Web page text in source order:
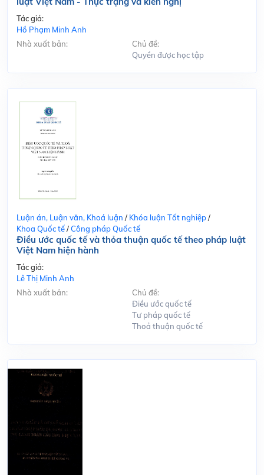
Tác giả:
Hồ Phạm Minh Anh
Nhà xuất bản:
Chủ đề:
Quyền được học tập
Luận án, Luận văn, Khoá luận / Khóa luận Tốt nghiệp/
Khoa Quốc tế/Công pháp Quốc tế
Điều ước quốc tế và thỏa thuận quốc tế theo pháp luật
Việt Nam hiện hành
Tác giả:
Lê Thị Minh Anh
Nhà xuất bản:
Chủ đề:
Điều ước quốc tế
Tư pháp quốc tế
Thoả thuận quốc tế